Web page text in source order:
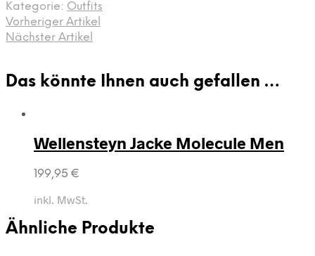
Kategorie: Outfits
Vorheriger Artikel
Nächster Artikel
Das könnte Ihnen auch gefallen …
Wellensteyn Jacke Molecule Men
199,95 €
inkl. MwSt.
Ähnliche Produkte